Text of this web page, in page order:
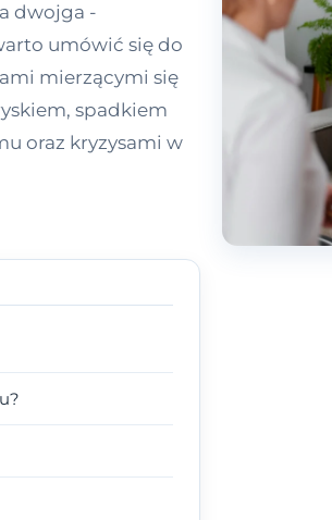
dwojga -
umówić się do
mierzącymi się
spadkiem
oraz kryzysami w